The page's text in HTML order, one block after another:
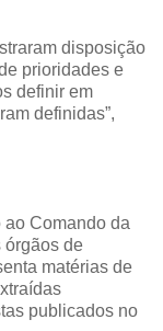
disposição
prioridades e
definir em
definidas”,
Comando da
órgãos de
matérias de
publicados no